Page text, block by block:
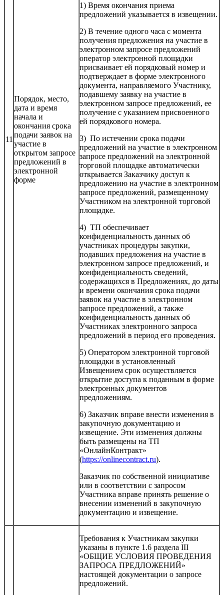
11
Порядок, место,
дата и время
начала и
окончания срока
подачи заявок на
участие в
открытом запросе
предложений в
электронной
форме
1) Время окончания приема
предложений указывается в извещении.
2) В течение одного часа с момента
получения предложения на участие в
электронном запросе предложений
оператор электронной площадки
присваивает ей порядковый номер и
подтверждает в форме электронного
документа, направляемого Участнику,
подавшему заявку на участие в
электронном запросе предложений, ее
получение с указанием присвоенного
ей порядкового номера.
3) По истечении срока подачи
предложений на участие в электронном
запросе предложений на электронной
торговой площадке автоматически
открывается Заказчику доступ к
предложению на участие в электронном
запросе предложений, размещенному
Участником на электронной торговой
площадке.
4) ТП обеспечивает
конфиденциальность данных об
участниках процедуры закупки,
подавших предложения на участие в
электронном запросе предложений, и
конфиденциальность сведений,
содержащихся в Предложениях, до даты
и времени окончания срока подачи
заявок на участие в электронном
запросе предложений, а также
конфиденциальность данных об
Участниках электронного запроса
предложений в период его проведения.
5) Оператором электронной торговой
площадки в установленный
Извещением срок осуществляется
открытие доступа к поданным в форме
электронных документов
предложениям.
6) Заказчик вправе внести изменения в
закупочную документацию и
извещение. Эти изменения должны
быть размещены на ТП
«ОнлайнКонтракт»
(https://onlinecontract.ru).
Заказчик по собственной инициативе
или в соответствии с запросом
Участника вправе принять решение о
внесении изменений в закупочную
документацию и извещение.
Требования к Участникам закупки
указаны в пункте 1.6 раздела III
«ОБЩИЕ УСЛОВИЯ ПРОВЕДЕНИЯ
ЗАПРОСА ПРЕДЛОЖЕНИЙ»
настоящей документации о запросе
предложений.